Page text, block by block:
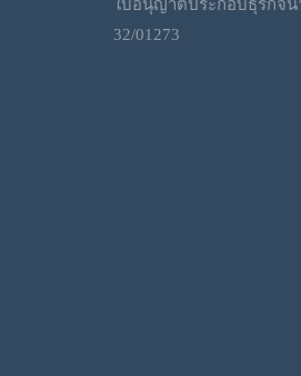
ใบอนุญาตประกอบธุรกิจน
32/01273